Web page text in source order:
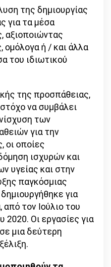
της δημιουργίας
για τα μέσα
αξιοποιώντας
ή / και άλλα
του ιδιωτικού
της προσπάθειας,
να συμβάλει
των
για την
οι οποίες
ισχυρών και
υγείας και στην
παγκόσμιας
για
τον Ιούλιο του
2020. Οι εργασίες για
μια δεύτερη